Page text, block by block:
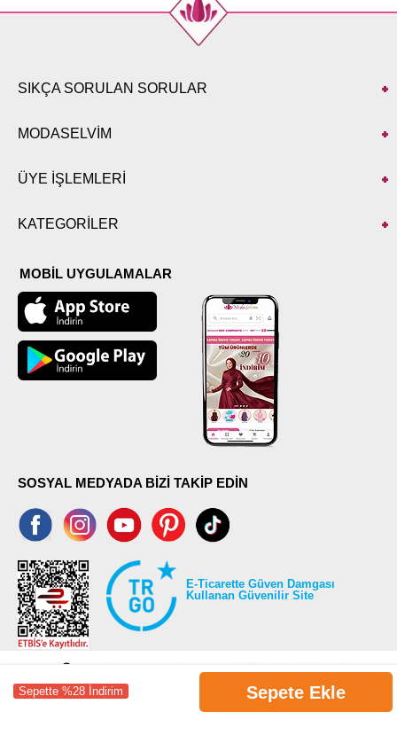
Sepette %28 İndirim Sepete Ekle
SIKÇA SORULAN SORULAR
MODASELVİM
ÜYE İŞLEMLERİ
KATEGORİLER
MOBİL UYGULAMALAR
SOSYAL MEDYADA BİZİ TAKİP EDİN
E-Ticarette Güven Damgası
Kullanan Güvenilir Site
©2026 Tüm modaselvim.com hakları saklıdır.